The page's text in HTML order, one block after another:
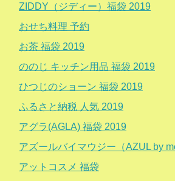
ZIDDY（ジディー）福袋 2019
おせち料理 予約
お茶 福袋 2019
ののじ キッチン用品 福袋 2019
ひつじのショーン 福袋 2019
ふるさと納税 人気 2019
アグラ(AGLA) 福袋 2019
アズールバイマウジー（AZUL by
アットコスメ 福袋